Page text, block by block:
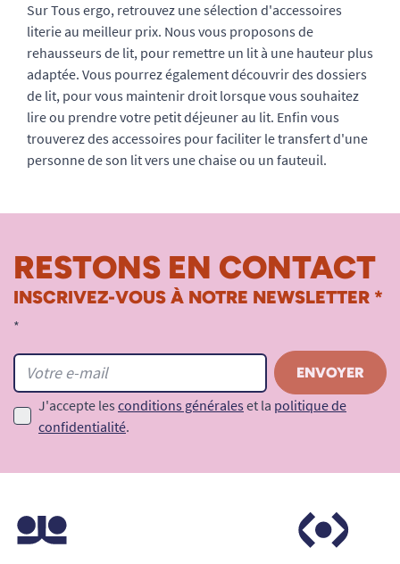
Sur Tous ergo, retrouvez une sélection d'accessoires
literie au meilleur prix. Nous vous proposons de
rehausseurs de lit, pour remettre un lit à une hauteur plus
adaptée. Vous pourrez également découvrir des dossiers
de lit, pour vous maintenir droit lorsque vous souhaitez
lire ou prendre votre petit déjeuner au lit. Enfin vous
trouverez des accessoires pour faciliter le transfert d'une
personne de son lit vers une chaise ou un fauteuil.
RESTONS EN CONTACT
INSCRIVEZ-VOUS À NOTRE NEWSLETTER *
*
J'accepte les conditions générales et la politique de
confidentialité.